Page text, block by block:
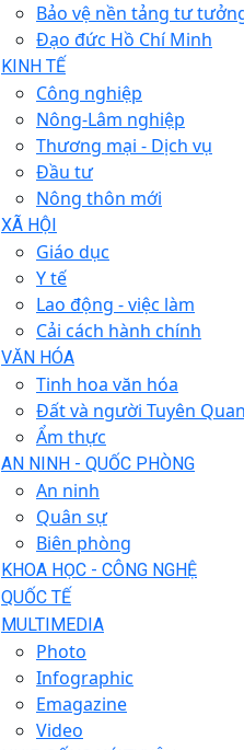
Bảo vệ nền tảng tư
Đạo đức Hồ Chí Minh
KINH TẾ
Công nghiệp
Nông-Lâm nghiệp
Thương mại - Dịch vụ
Đầu tư
Nông thôn mới
XÃ HỘI
Giáo dục
Y tế
Lao động - việc làm
Cải cách hành chính
VĂN HÓA
Tinh hoa văn hóa
Đất và người Tuyên
Ẩm thực
AN NINH - QUỐC PHÒNG
An ninh
Quân sự
Biên phòng
KHOA HỌC - CÔNG NGHỆ
QUỐC TẾ
MULTIMEDIA
Photo
Infographic
Emagazine
Video